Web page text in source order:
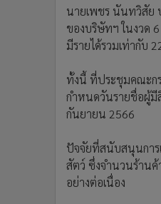
นายเพชร นันทวิสัย
ของบริษัทฯ ในงวด
มีรายได้รวมเท่ากับ
ทั้งนี้ ที่ประชุมคณะก
กำหนดวันรายชื่อผู้มี
กันยายน 2566
ปัจจัยที่สนับสนุนการ
สัตว์ ซึ่งจำนวนร้านค้
อย่างต่อเนื่อง